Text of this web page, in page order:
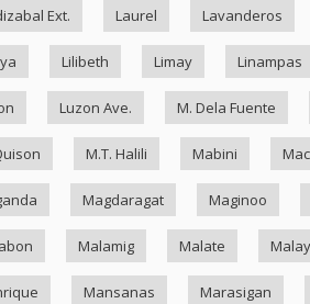
Ext. Laurel Lavanderos
Lilibeth Limay Linampas
Luzon Ave. M. Dela Fuente
M.T. Halili Mabini
Magdaragat Maginoo
Malamig Malate
Mansanas Marasigan